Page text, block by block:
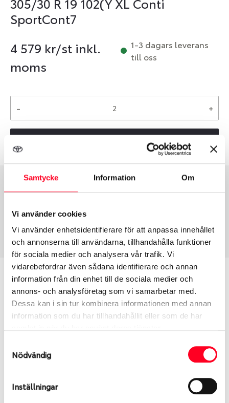
Samtycke Information Om
Vi använder cookies
Vi använder enhetsidentifierare för att anpassa innehållet
och annonserna till användarna, tillhandahålla funktioner
för sociala medier och analysera vår trafik. Vi
vidarebefordrar även sådana identifierare och annan
information från din enhet till de sociala medier och
annons- och analysföretag som vi samarbetar med.
Dessa kan i sin tur kombinera informationen med annan
information som du har tillhandahållit eller som de har
Nödvändig
Inställningar
SportCont7
4 579 kr/st inkl.
moms
1-3 dagars leverans
till oss
- +
Däcktyp Däckstorlek
3637
Passar detta däck min bil?
Ange registreringsnummer för att se om det däck
du valt passar din bilmodell. Om du köper däck som
dimensioner. Ibland kan fälgen ha bytts ut under
årens lopp och inte vara samma dimension som